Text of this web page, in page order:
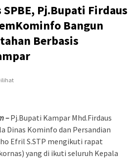
Pj.Bupati Firdaus
Bangun
Berbasis
–Pj.Bupati Kampar Mhd.Firdaus
Dinas Kominfo dan Persandian
Efril S.STP mengikuti rapat
yang di ikuti seluruh Kepala